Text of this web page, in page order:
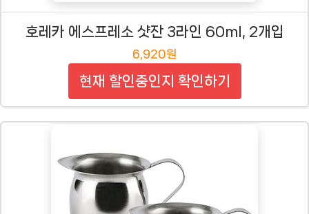
호레카 에스프레소 샷잔 3라인 60ml, 2개입
6,920원
현재 할인중인지 확인하기